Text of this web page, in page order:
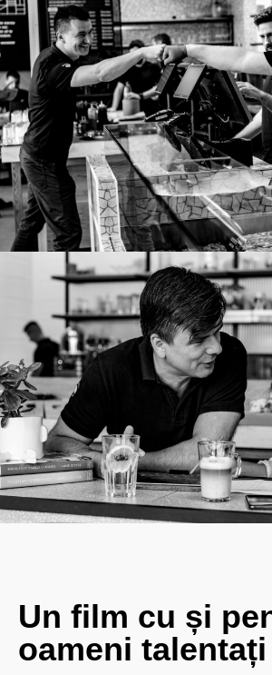
Un film cu și
oameni talentați